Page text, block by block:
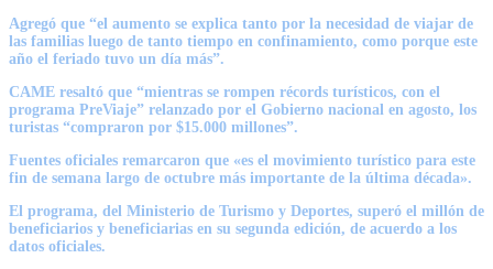
Agregó que “el aumento se explica tanto por la necesidad de viajar de
las familias luego de tanto tiempo en confinamiento, como porque este
año el feriado tuvo un día más”.
CAME resaltó que “mientras se rompen récords turísticos, con el
programa PreViaje” relanzado por el Gobierno nacional en agosto, los
turistas “compraron por $15.000 millones”.
Fuentes oficiales remarcaron que «es el movimiento turístico para este
fin de semana largo de octubre más importante de la última década».
El programa, del Ministerio de Turismo y Deportes, superó el millón de
beneficiarios y beneficiarias en su segunda edición, de acuerdo a los
datos oficiales.